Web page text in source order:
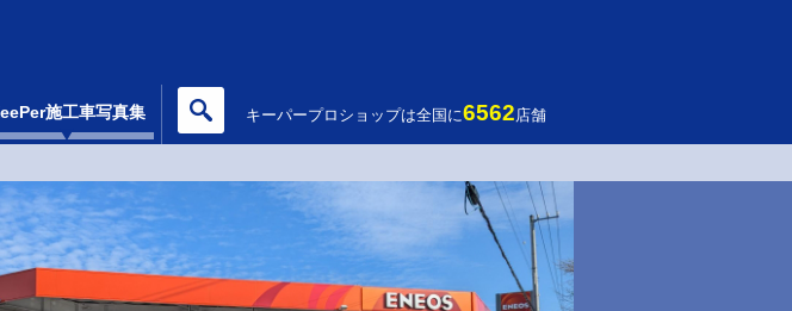
施工車写真集 キーパープロショップは全国に6562店舗